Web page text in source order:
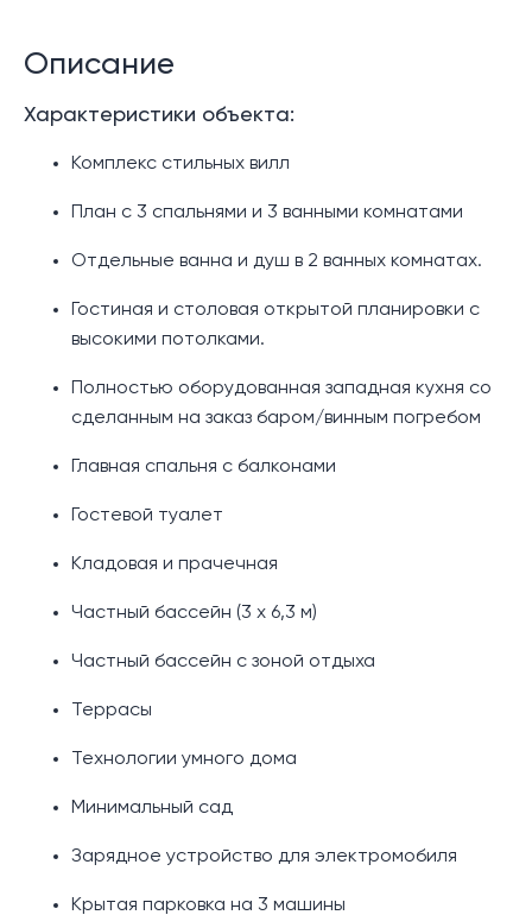
Описание
Характеристики объекта:
Комплекс стильных вилл
План с 3 спальнями и 3 ванными комнатами
Отдельные ванна и душ в 2 ванных комнатах.
Гостиная и столовая открытой планировки с
высокими потолками.
Полностью оборудованная западная кухня со
сделанным на заказ баром/винным погребом
Главная спальня с балконами
Гостевой туалет
Кладовая и прачечная
Частный бассейн (3 х 6,3 м)
Частный бассейн с зоной отдыха
Террасы
Технологии умного дома
Минимальный сад
Зарядное устройство для электромобиля
Крытая парковка на 3 машины